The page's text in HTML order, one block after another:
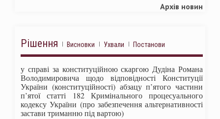
Архів новин
Рішення Висновки Ухвали Постанови
у справі за конституційною скаргою Дудіна Романа
Володимировича щодо відповідності Конституції
України (конституційності) абзацу п’ятого частини
п’ятої статті 182 Кримінального процесуального
кодексу України (про забезпечення альтернативності
застави триманню під вартою)